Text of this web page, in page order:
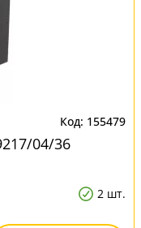
155479
04/36
2 шт.